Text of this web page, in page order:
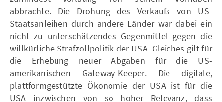
abbrachte. Die Drohung des Verkaufs von US-
Staatsanleihen durch andere Länder war dabei ein
nicht zu unterschätzendes Gegenmittel gegen die
willkürliche Strafzollpolitik der USA. Gleiches gilt für
die Erhebung neuer Abgaben für die US-
amerikanischen Gateway-Keeper. Die digitale,
plattformgestützte Ökonomie der USA ist für die
USA inzwischen von so hoher Relevanz, dass